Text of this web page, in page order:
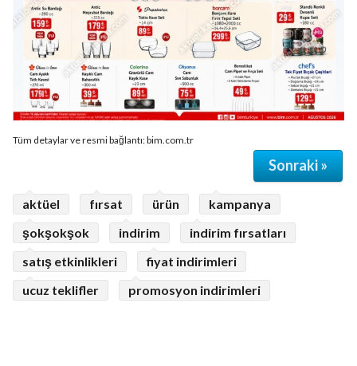
Tüm detaylar ve resmi bağlantı: bim.com.tr
Sonraki »
aktüel fırsat ürün
kampanya
şokşokşok
indirim
indirim fırsatları
satış etkinlikleri
fiyat indirimleri
ucuz teklifler
promosyon indirimleri